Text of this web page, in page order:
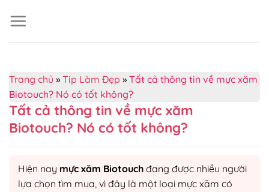
Trang chủ » Tip Làm Đẹp » Tất cả thông tin về mực xăm
Biotouch? Nó có tốt không?
Tất cả thông tin về mực xăm
Biotouch? Nó có tốt không?
Hiện nay mực xăm Biotouch đang được nhiều người
lựa chọn tìm mua, vì đây là một loại mực xăm có